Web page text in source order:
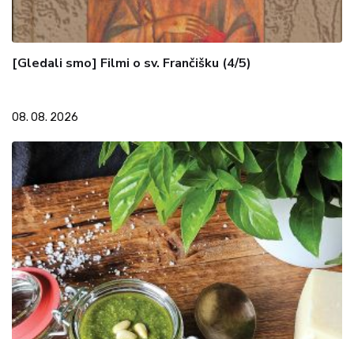
[Gledali smo] Filmi o sv. Frančišku (4/5)
08. 08. 2026